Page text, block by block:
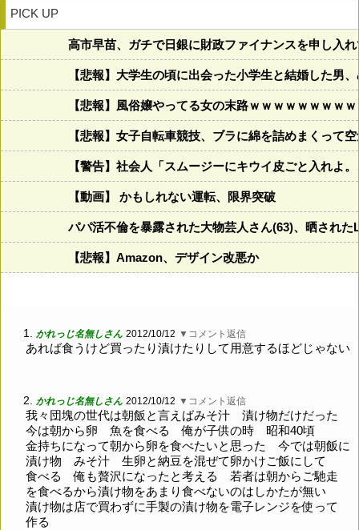
PICK UP
高市早苗、ガチで日銀に財政ファイナンスを申し入
【悲報】大学生の頃に出会った小学生と結婚した
【悲報】風俗嬢やってる女の末路ｗｗｗｗｗｗｗｗ
【悲報】女子自転車競技、ブラに綿を詰めまくって
【警告】社会人「スムージーにキウイ皮ごと入れ
【動画】 かもしれない運転、限界突破
パパ活不倫を暴露された大物芸人さん(63)、晒され
【悲報】Amazon、デザイン改悪か
1. かれっじ名無しさん 2012/10/12 ▼コメント返信
あれば食うけど買ったり漬けたりして用意するほどじゃない
2. かれっじ名無しさん 2012/10/12 ▼コメント返信
我々団塊の世代は朝飯と言えばみそ汁 漬け物だけだった
今は朝から卵 魚を食べる 俺が子供の時 昭和40頃
金持ちになって朝から卵を食べたいと思った 今では朝飯に
漬け物 みそ汁 生卵と納豆を混ぜて卵かけご飯にして
食べる 俺も贅沢になったと考える 若者は朝からご馳走
を食べるから漬け物をあまり食べないのはしかたが無い
漬け物は店で買わずに手製の漬け物を電子レンジを使って
作る